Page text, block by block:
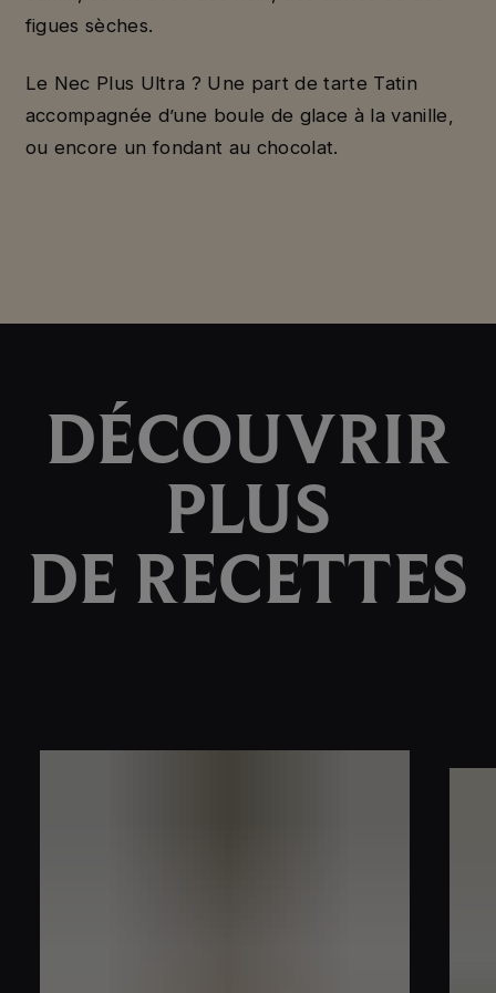
figues sèches.
Le Nec Plus Ultra ? Une part de tarte Tatin
accompagnée d’une boule de glace à la vanille,
ou encore un fondant au chocolat.
DÉCOUVRIR
PLUS
DE RECETTES